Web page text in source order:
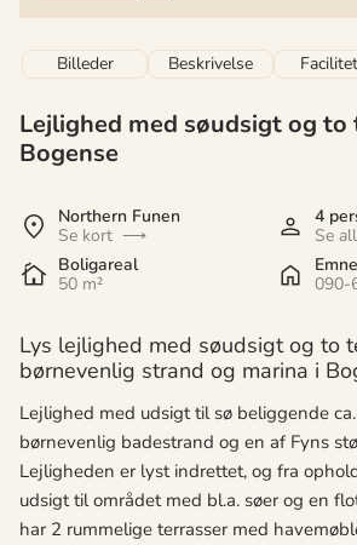
Billeder Beskrivelse
Lejlighed med søudsigt og to
Bogense
Northern Funen
Se kort
4
Se
Boligareal
50 m²
090-
Lys lejlighed med søudsigt og to
børnevenlig strand og marina i
Lejlighed med udsigt til sø beliggende
børnevenlig badestrand og en af Fyns
Lejligheden er lyst indrettet, og fra
udsigt til området med bl.a. søer og en
har 2 rummelige terrasser med